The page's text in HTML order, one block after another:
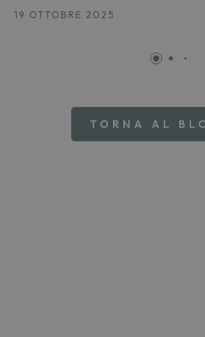
19 OTTOBRE 2025
TORNA AL